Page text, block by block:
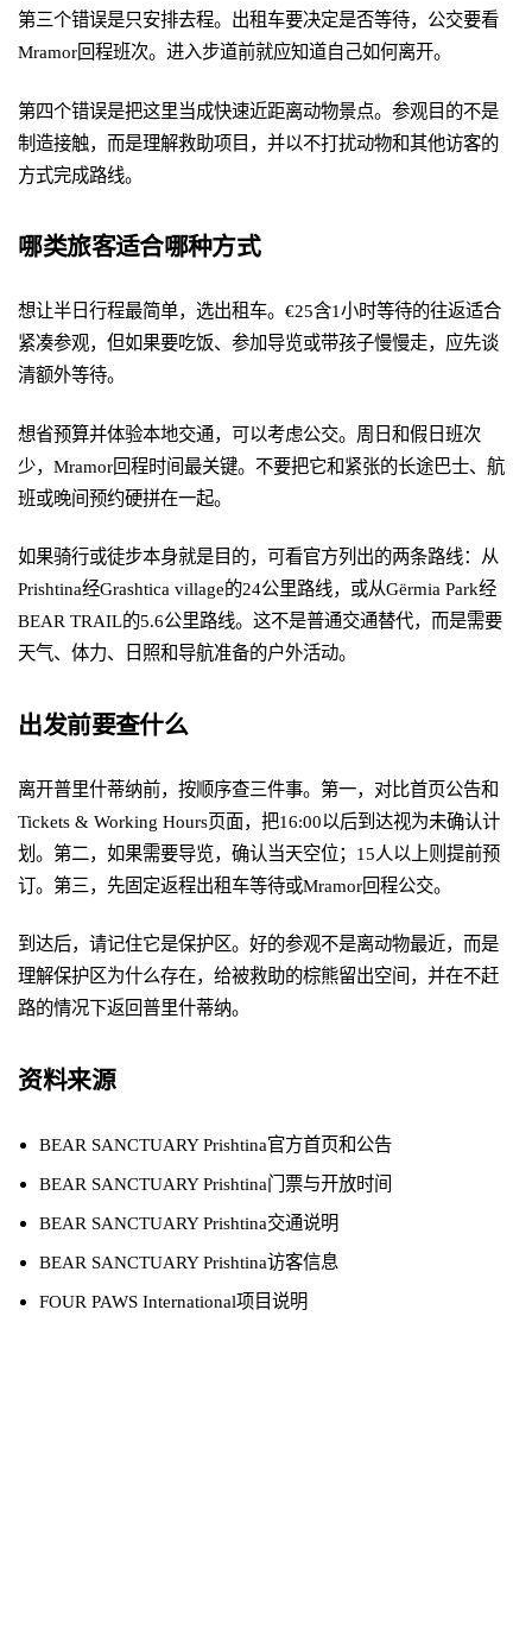
第三个错误是只安排去程。出租车要决定是否等待，公交要看
Mramor回程班次。进入步道前就应知道自己如何离开。
第四个错误是把这里当成快速近距离动物景点。参观目的不是
制造接触，而是理解救助项目，并以不打扰动物和其他访客的
方式完成路线。
哪类旅客适合哪种方式
想让半日行程最简单，选出租车。€25含1小时等待的往返适合
紧凑参观，但如果要吃饭、参加导览或带孩子慢慢走，应先谈
清额外等待。
想省预算并体验本地交通，可以考虑公交。周日和假日班次
少，Mramor回程时间最关键。不要把它和紧张的长途巴士、航
班或晚间预约硬拼在一起。
如果骑行或徒步本身就是目的，可看官方列出的两条路线：从
Prishtina经Grashtica village的24公里路线，或从Gërmia Park经
BEAR TRAIL的5.6公里路线。这不是普通交通替代，而是需要
天气、体力、日照和导航准备的户外活动。
出发前要查什么
离开普里什蒂纳前，按顺序查三件事。第一，对比首页公告和
Tickets & Working Hours页面，把16:00以后到达视为未确认计
划。第二，如果需要导览，确认当天空位；15人以上则提前预
订。第三，先固定返程出租车等待或Mramor回程公交。
到达后，请记住它是保护区。好的参观不是离动物最近，而是
理解保护区为什么存在，给被救助的棕熊留出空间，并在不赶
路的情况下返回普里什蒂纳。
资料来源
BEAR SANCTUARY Prishtina官方首页和公告
BEAR SANCTUARY Prishtina门票与开放时间
BEAR SANCTUARY Prishtina交通说明
BEAR SANCTUARY Prishtina访客信息
FOUR PAWS International项目说明